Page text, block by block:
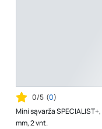
0/5 (0)
Mini sąvarža
mm, 2 vnt.